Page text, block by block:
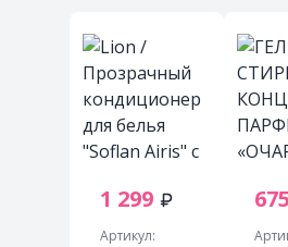
1 299
Артикул:
675